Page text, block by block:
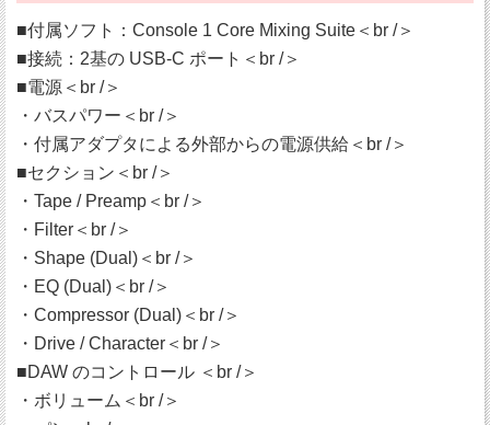
■付属ソフト：Console 1 Core Mixing Suite＜br /＞
■接続：2基の USB-C ポート＜br /＞
■電源＜br /＞
・バスパワー＜br /＞
・付属アダプタによる外部からの電源供給＜br /＞
■セクション＜br /＞
・Tape / Preamp＜br /＞
・Filter＜br /＞
・Shape (Dual)＜br /＞
・EQ (Dual)＜br /＞
・Compressor (Dual)＜br /＞
・Drive / Character＜br /＞
■DAW のコントロール ＜br /＞
・ボリューム＜br /＞